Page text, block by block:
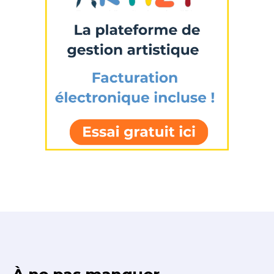
J'accepte lestermes et conditions
* Champ obligatoire